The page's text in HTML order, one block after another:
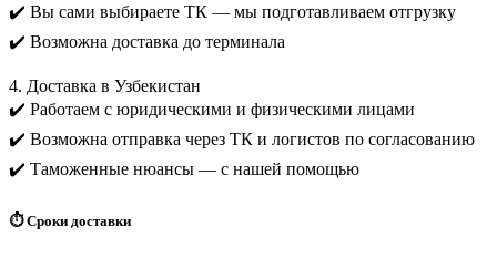
✔️ Вы сами выбираете ТК — мы подготавливаем отгрузку
✔️ Возможна доставка до терминала
4. Доставка в Узбекистан
✔️ Работаем с юридическими и физическими лицами
✔️ Возможна отправка через ТК и логистов по согласованию
✔️ Таможенные нюансы — с нашей помощью
⏱️ Сроки доставки